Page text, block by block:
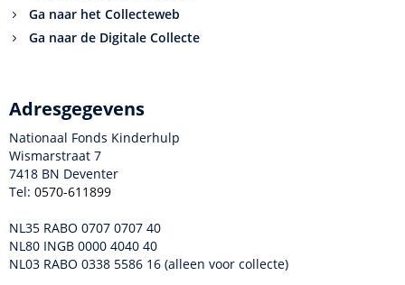
Ga naar het Collecteweb
Ga naar de Digitale Collecte
Adresgegevens
Nationaal Fonds Kinderhulp
Wismarstraat 7
7418 BN Deventer
Tel: 0570-611899
NL35 RABO 0707 0707 40
NL80 INGB 0000 4040 40
NL03 RABO 0338 5586 16 (alleen voor collecte)